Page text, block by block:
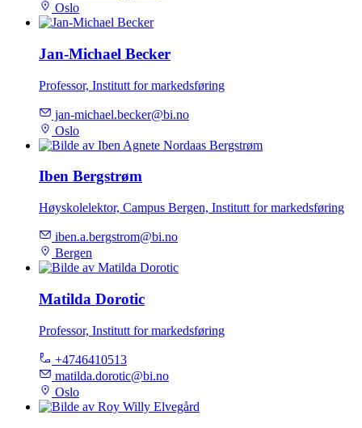
Oslo
Jan-Michael Becker
Professor, Institutt for markedsføring
jan-michael.becker@bi.no
Oslo
Iben Bergstrøm
Høyskolelektor, Campus Bergen, Institutt for markedsføring
iben.a.bergstrom@bi.no
Bergen
Matilda Dorotic
Professor, Institutt for markedsføring
+4746410513
matilda.dorotic@bi.no
Oslo